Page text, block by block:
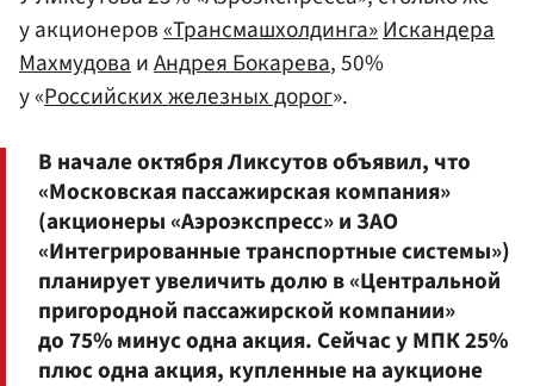
у акционеров«Трансмашхолдинга»Искандера
МахмудоваиАндрея Бокарева, 50%
у «Российских железных дорог».
В начале октября Ликсутов объявил, что
«Московская пассажирская компания»
(акционеры «Аэроэкспресс» и ЗАО
«Интегрированные транспортные системы»)
планирует увеличить долю в «Центральной
пригородной пассажирской компании»
до 75% минус одна акция. Сейчас у МПК 25%
плюс одна акция, купленные на аукционе